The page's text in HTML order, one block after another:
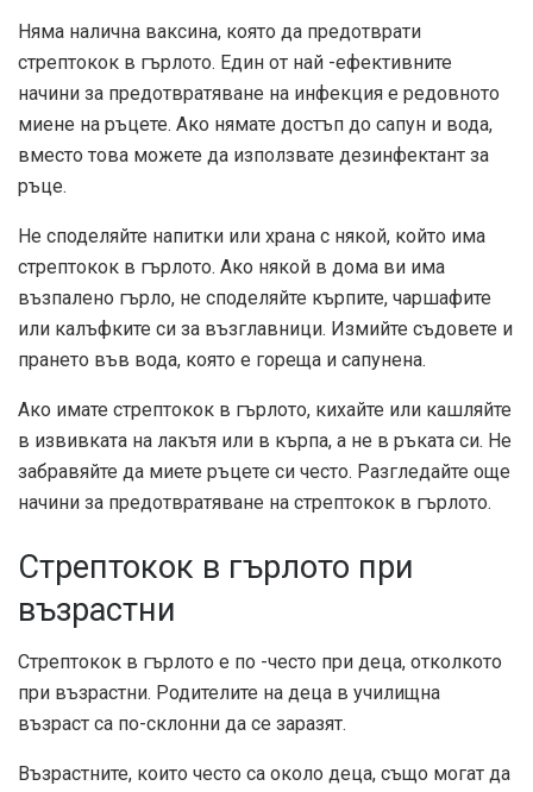
Няма налична ваксина, която да предотврати
стрептокок в гърлото. Един от най -ефективните
начини за предотвратяване на инфекция е редовното
миене на ръцете. Ако нямате достъп до сапун и вода,
вместо това можете да използвате дезинфектант за
ръце.
Не споделяйте напитки или храна с някой, който има
стрептокок в гърлото. Ако някой в ​​дома ви има
възпалено гърло, не споделяйте кърпите, чаршафите
или калъфките си за възглавници. Измийте съдовете и
прането във вода, която е гореща и сапунена.
Ако имате стрептокок в гърлото, кихайте или кашляйте
в извивката на лакътя или в кърпа, а не в ръката си. Не
забравяйте да миете ръцете си често. Разгледайте още
начини за предотвратяване на стрептокок в гърлото.
Стрептокок в гърлото при
възрастни
Стрептокок в гърлото е по -често при деца, отколкото
при възрастни. Родителите на деца в училищна
възраст са по-склонни да се заразят.
Възрастните, които често са около деца, също могат да